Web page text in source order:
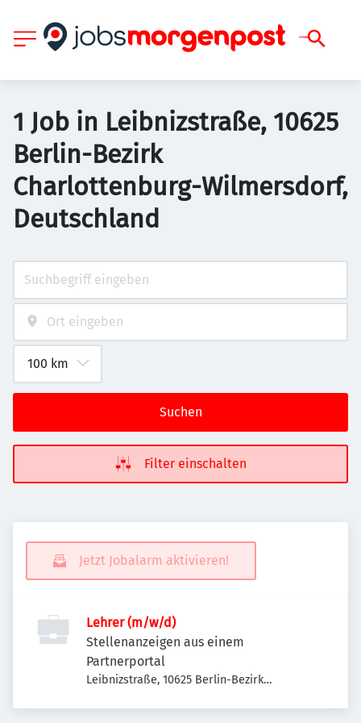
1 Job in Leibnizstraße, 10625
Berlin-Bezirk
Charlottenburg-Wilmersdorf,
Deutschland
Suchen
Filter einschalten
Jetzt Jobalarm aktivieren!
Lehrer (m/w/d)
Stellenanzeigen aus einem
Partnerportal
Leibnizstraße, 10625 Berlin-Bezirk